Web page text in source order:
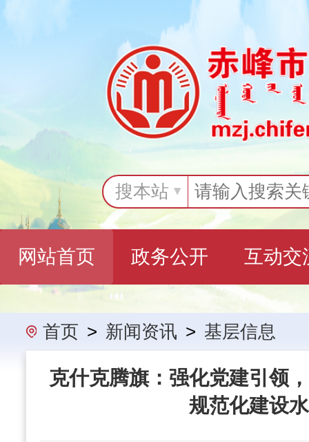
搜本站
网站首页 政务公开 互动交
办事指南 民政要闻 机构概
首页 > 新闻资讯 > 基层信息
克什克腾旗：强化党建引领
规范化建设